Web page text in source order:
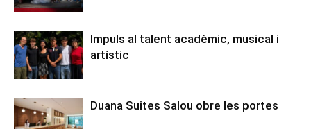
Impuls al talent acadèmic, musical i
artístic
Duana Suites Salou obre les portes